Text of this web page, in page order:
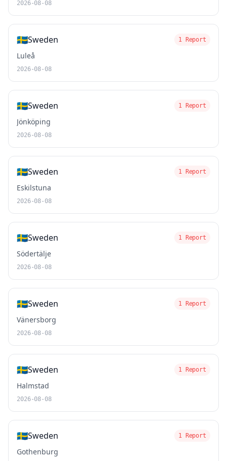
2026-08-08
🇸🇪Sweden 1 Report
Luleå
2026-08-08
🇸🇪Sweden 1 Report
Jönköping
2026-08-08
🇸🇪Sweden 1 Report
Eskilstuna
2026-08-08
🇸🇪Sweden 1 Report
Södertälje
2026-08-08
🇸🇪Sweden 1 Report
Vänersborg
2026-08-08
🇸🇪Sweden 1 Report
Halmstad
2026-08-08
🇸🇪Sweden 1 Report
Gothenburg